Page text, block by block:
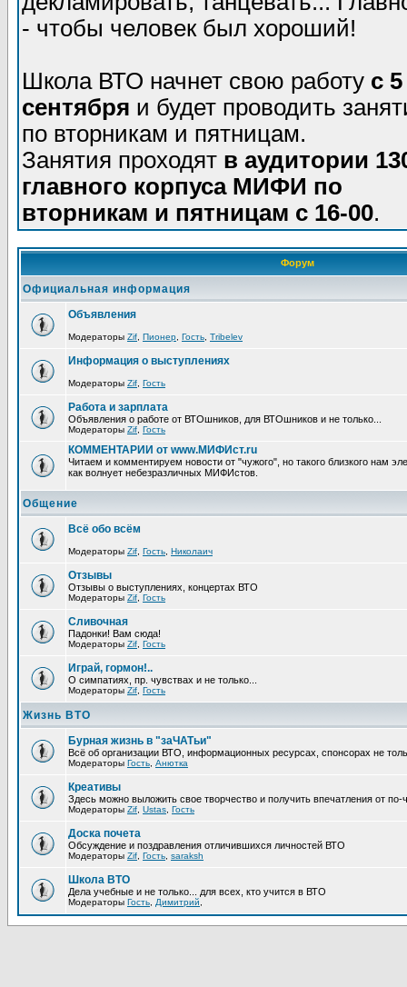
- чтобы человек был хороший!
Школа ВТО начнет свою работу с 5
сентября и будет проводить
по вторникам и пятницам.
Занятия проходят в аудитории
главного корпуса МИФИ по
вторникам и пятницам с 16-00.
Форум
Официальная информация
Объявления
Модераторы Zif Пионер Гость Tribelev
Информация о выступлениях
Модераторы Zif Гость
Работа и зарплата
Объявления о работе от ВТОшников, для ВТОшников и не только...
Модераторы Zif Гость
КОММЕНТАРИИ от www.МИФИст.ru
Читаем и комментируем новости от "чужого", но такого близкого нам
как волнует небезразличных МИФИстов.
Общение
Всё обо всём
Модераторы Zif Гость Николаич
Отзывы
Отзывы о выступлениях, концертах ВТО
Модераторы Zif Гость
Сливочная
Падонки! Вам сюда!
Модераторы Zif Гость
Играй, гормон!..
О симпатиях, пр. чувствах и не только...
Модераторы Zif Гость
Жизнь ВТО
Бурная жизнь в "заЧАТьи"
Всё об организации ВТО, информационных ресурсах, спонсорах не
Модераторы Гость Анютка
Креативы
Здесь можно выложить свое творчество и получить впечатления от по-
Модераторы Zif Ustas Гость
Доска почета
Обсуждение и поздравления отличившихся личностей ВТО
Модераторы Zif Гость saraksh
Школа ВТО
Дела учебные и не только... для всех, кто учится в ВТО
Модераторы Гость Димитрий